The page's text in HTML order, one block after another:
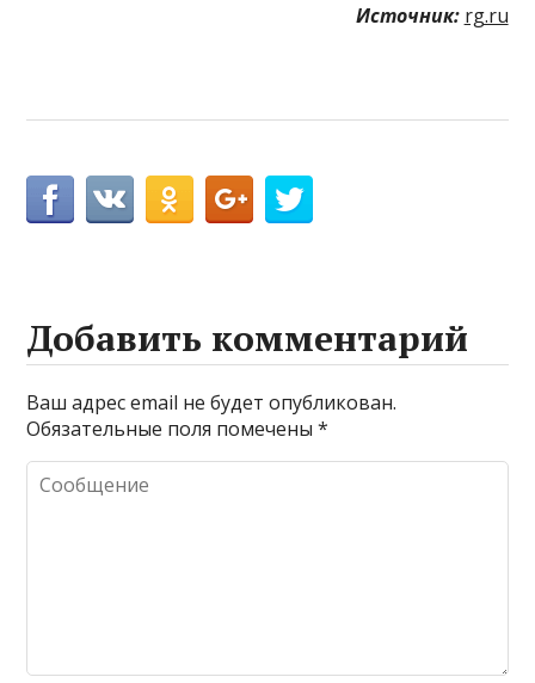
Источник: rg.ru
Добавить комментарий
Ваш адрес email не будет опубликован.
Обязательные поля помечены*